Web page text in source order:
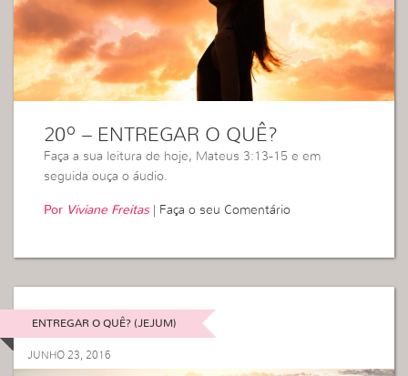
20º – ENTREGAR O QUÊ?
Faça a sua leitura de hoje, Mateus 3:13-15 e em
seguida ouça o áudio.
Por Viviane Freitas| Faça o seu Comentário
ENTREGAR O QUÊ? (JEJUM)
JUNHO 23, 2016